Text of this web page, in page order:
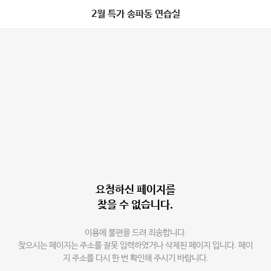
2월 특가 송파동 연습실
요청하신 페이지를
찾을 수 없습니다.
이용에 불편을 드려 죄송합니다.
찾으시는 페이지는 주소를 잘못 입력하였거나 삭제된 페이지 입니다. 페이
지 주소를 다시 한 번 확인해 주시기 바랍니다.